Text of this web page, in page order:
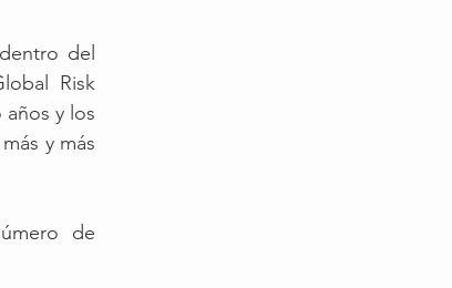
del
Risk
y los
y más
de